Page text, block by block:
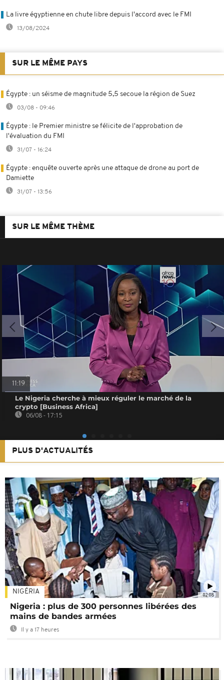
La livre égyptienne en chute libre depuis l'accord avec le FMI
13/08/2024
SUR LE MÊME PAYS
Égypte : un séisme de magnitude 5,5 secoue la région de Suez
03/08 - 09:46
Égypte : le Premier ministre se félicite de l'approbation de
l'évaluation du FMI
31/07 - 16:24
Égypte : enquête ouverte après une attaque de drone au port de
Damiette
31/07 - 13:56
SUR LE MÊME THÈME
11:19
Le Nigeria cherche à mieux réguler le marché de la
crypto [Business Africa]
06/08 - 17:15
PLUS D'ACTUALITÉS
02:08
NIGÉRIA
Nigeria : plus de 300 personnes libérées des
mains de bandes armées
Il y a 17 heures